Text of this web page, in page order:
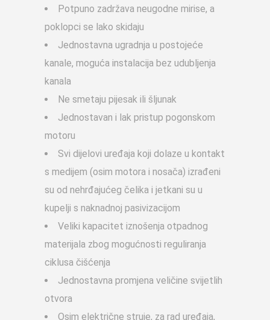
Potpuno zadržava neugodne mirise, a
poklopci se lako skidaju
Jednostavna ugradnja u postojeće
kanale, moguća instalacija bez udubljenja
kanala
Ne smetaju pijesak ili šljunak
Jednostavan i lak pristup pogonskom
motoru
Svi dijelovi uređaja koji dolaze u kontakt
s medijem (osim motora i nosača) izrađeni
su od nehrđajućeg čelika i jetkani su u
kupelji s naknadnoj pasivizacijom
Veliki kapacitet iznošenja otpadnog
materijala zbog mogućnosti reguliranja
ciklusa čišćenja
Jednostavna promjena veličine svijetlih
otvora
Osim električne struje, za rad uređaja,